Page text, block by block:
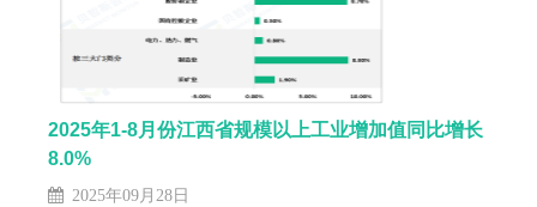
2025年1-8月份江西省规模以上工业增加值同比增长
8.0%
2025年09月28日